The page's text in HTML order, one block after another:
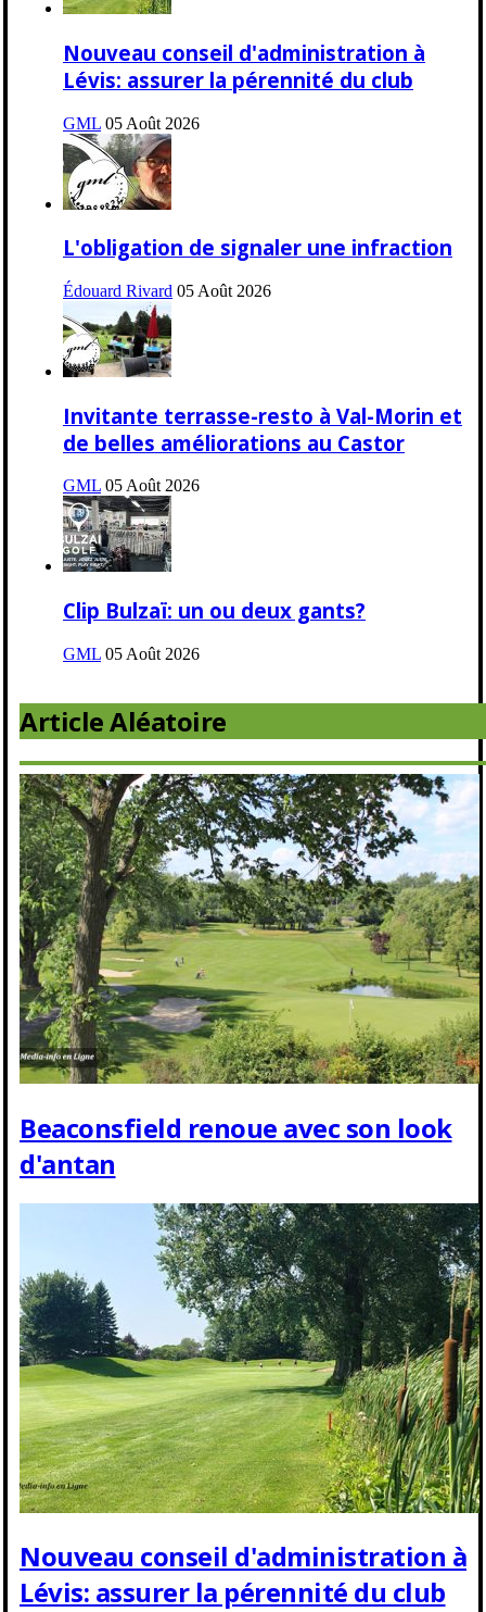
Nouveau conseil d'administration à
Lévis: assurer la pérennité du club
GML 05 Août 2026
L'obligation de signaler une infraction
Édouard Rivard 05 Août 2026
Invitante terrasse-resto à Val-Morin et
de belles améliorations au Castor
GML 05 Août 2026
Clip Bulzaï: un ou deux gants?
GML 05 Août 2026
Article Aléatoire
Beaconsfield renoue avec son look
d'antan
Nouveau conseil d'administration à
Lévis: assurer la pérennité du club